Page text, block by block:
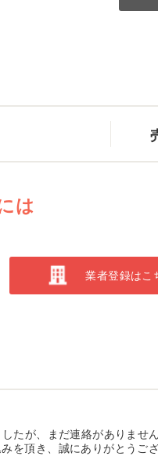
は
業者登録はこ
たが、まだ連絡がありま
を頂き、誠にありがとう